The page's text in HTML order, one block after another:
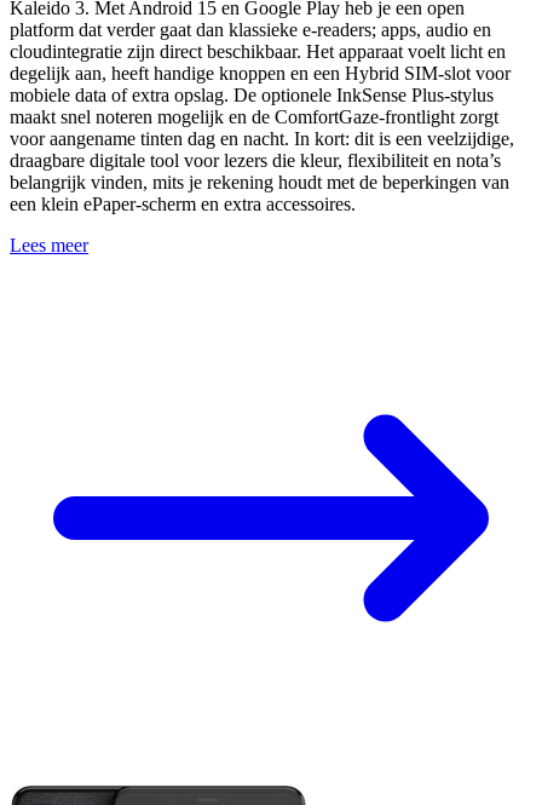
Kaleido 3. Met Android 15 en Google Play heb je een open
platform dat verder gaat dan klassieke e-readers; apps, audio en
cloudintegratie zijn direct beschikbaar. Het apparaat voelt licht en
degelijk aan, heeft handige knoppen en een Hybrid SIM-slot voor
mobiele data of extra opslag. De optionele InkSense Plus-stylus
maakt snel noteren mogelijk en de ComfortGaze-frontlight zorgt
voor aangename tinten dag en nacht. In kort: dit is een veelzijdige,
draagbare digitale tool voor lezers die kleur, flexibiliteit en nota’s
belangrijk vinden, mits je rekening houdt met de beperkingen van
een klein ePaper-scherm en extra accessoires.
Lees meer